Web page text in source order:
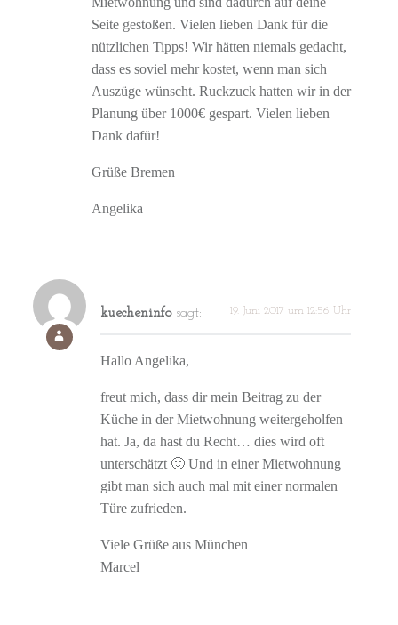
Seite gestoßen. Vielen lieben Dank für die
nützlichen Tipps! Wir hätten niemals gedacht,
dass es soviel mehr kostet, wenn man sich
Auszüge wünscht. Ruckzuck hatten wir in der
Planung über 1000€ gespart. Vielen lieben
Dank dafür!
Grüße Bremen
Angelika
kuecheninfo sagt: 19. Juni 2017 um 12:56 Uhr
Hallo Angelika,
freut mich, dass dir mein Beitrag zu der
Küche in der Mietwohnung weitergeholfen
hat. Ja, da hast du Recht… dies wird oft
unterschätzt 🙂 Und in einer Mietwohnung
gibt man sich auch mal mit einer normalen
Türe zufrieden.
Viele Grüße aus München
Marcel